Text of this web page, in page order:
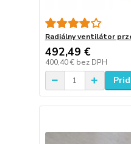
Radiálny ventilátor
492,49 €
400,40 € bez DPH